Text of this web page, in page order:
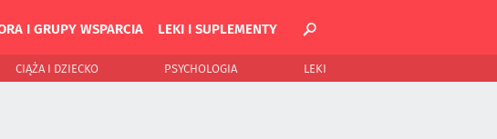
I GRUPY WSPARCIA LEKI I SUPLEMENTY
CIĄŻA I DZIECKO PSYCHOLOGIA LEKI